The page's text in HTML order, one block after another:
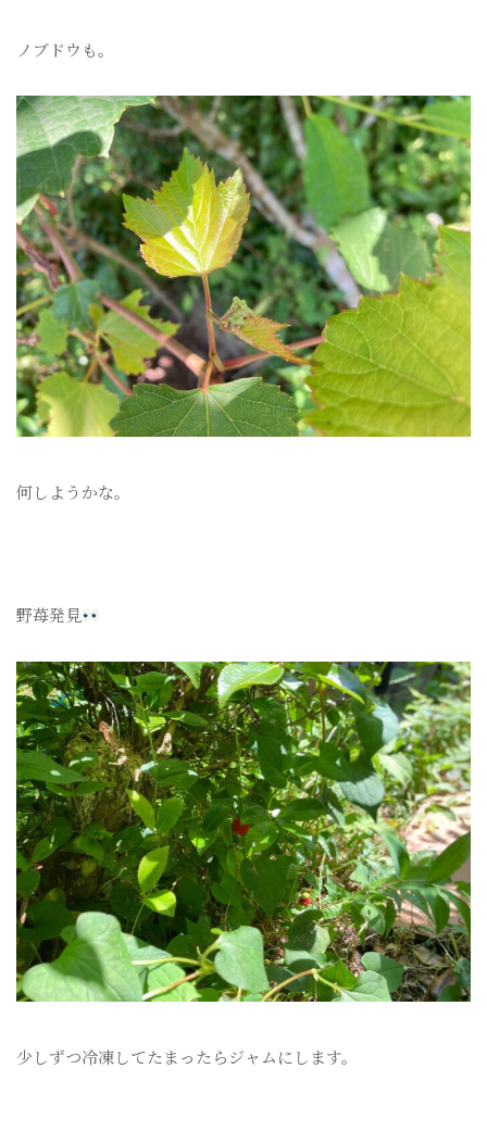
ノブドウも。
何しようかな。
野苺発見
少しずつ冷凍してたまったらジャムにします。